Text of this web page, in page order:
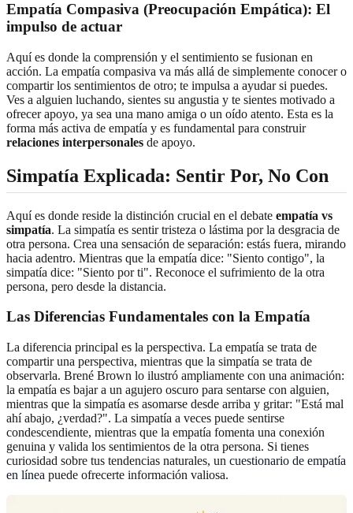
Empatía Compasiva (Preocupación Empática): El
impulso de actuar
Aquí es donde la comprensión y el sentimiento se fusionan en
acción. La empatía compasiva va más allá de simplemente conocer o
compartir los sentimientos de otro; te impulsa a ayudar si puedes.
Ves a alguien luchando, sientes su angustia y te sientes motivado a
ofrecer apoyo, ya sea una mano amiga o un oído atento. Esta es la
forma más activa de empatía y es fundamental para construir
relaciones interpersonales de apoyo.
Simpatía Explicada: Sentir Por, No Con
Aquí es donde reside la distinción crucial en el debate empatía vs
simpatía. La simpatía es sentir tristeza o lástima por la desgracia de
otra persona. Crea una sensación de separación: estás fuera, mirando
hacia adentro. Mientras que la empatía dice: "Siento contigo", la
simpatía dice: "Siento por ti". Reconoce el sufrimiento de la otra
persona, pero desde la distancia.
Las Diferencias Fundamentales con la Empatía
La diferencia principal es la perspectiva. La empatía se trata de
compartir una perspectiva, mientras que la simpatía se trata de
observarla. Brené Brown lo ilustró ampliamente con una animación:
la empatía es bajar a un agujero oscuro para sentarse con alguien,
mientras que la simpatía es asomarse desde arriba y gritar: "Está mal
ahí abajo, ¿verdad?". La simpatía a veces puede sentirse
condescendiente, mientras que la empatía fomenta una conexión
genuina y valida los sentimientos de la otra persona. Si tienes
curiosidad sobre tus tendencias naturales, un cuestionario de empatía
en línea puede ofrecerte información valiosa.